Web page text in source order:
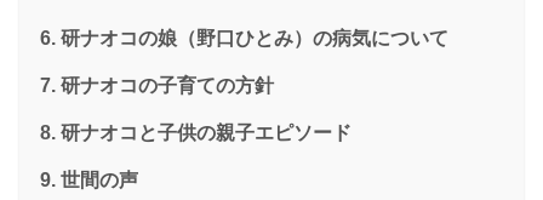
研ナオコの娘（野口ひとみ）の病気について
研ナオコの子育ての方針
研ナオコと子供の親子エピソード
世間の声